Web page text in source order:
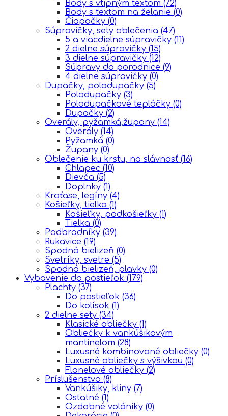
Body s vtipným textom (72)
Body s textom na želanie (0)
Čiapočky (0)
Súpravičky, sety oblečenia (47)
5 a viacdielne súpravičky (11)
2 dielne súpravičky (15)
3 dielne súpravičky (12)
Súpravy do porodnice (9)
4 dielne súpravičky (0)
Dupačky, polodupačky (5)
Polodupačky (3)
Polodupačkové tepláčky (0)
Dupačky (2)
Overály, pyžamká,župany (14)
Overály (14)
Pyžamká (0)
Župany (0)
Oblečenie ku krstu, na slávnosť (16)
Chlapec (10)
Dievča (5)
Doplnky (1)
Kraťase, legíny (4)
Košieľky, tielka (1)
Košieľky, podkošieľky (1)
Tielka (0)
Podbradníky (39)
Rukavice (19)
Spodná bielizeň (0)
Svetríky, svetre (5)
Spodná bielizeň, plavky (0)
Vybavenie do postieľok (179)
Plachty (37)
Do postieľok (36)
Do kolísok (1)
2 dielne sety (34)
Klasické obliečky (1)
Obliečky k vankúšikovým
mantinelom (28)
Luxusné kombinované obliečky (0)
Luxusné obliečky s výšivkou (0)
Flanelové obliečky (2)
Príslušenstvo (8)
Vankúšiky, kliny (7)
Ostatné (1)
Ozdobné volániky (0)